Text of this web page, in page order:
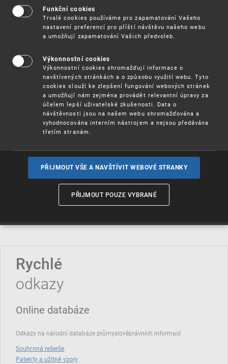
Vynálezy / Patenty
Užitnévzory
Ochrannéznámky
Označení původua zeměpisná
Rychlé
odkazy
Online databáze
Odkazy na národní databáze průmyslověprávních informací
Souhrnná rešerše
Patenty a užitné vzory
Funkční cookies
Trvalé cookies používáme pro zapamatování Vašeho
nastavení preferencí pro příští návštěvu našeho webu
a umožňují zapamatování Vašich předvoleb.
Výkonnostní cookies
Výkonnostní cookies shromažďují informace o
navštívených stránkách a o způsobu využití webu. Tyto
cookies slouží ke zlepšení fungování webových stránek
a umožňují nám zejména provádět relevantní úpravy za
účelem lepší uživatelské zkušenosti. Data o
návštěvnosti jsou na našem webu shromažďována a
vyhodnocována interním nástrojem a nejsou předávána
třetím stranám.
PŘIJMOUT VŠE A NAVŠTÍVIT WEBOVÉ STRANKY
PŘIJMOUT POUZE VYBRANÉ